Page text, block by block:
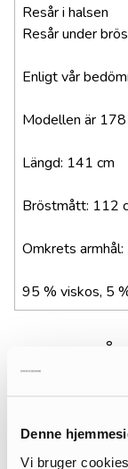
Denne
Vi bruger
Resår i halsen
Resår under
Enligt vår
Modellen är
Längd: 141 cm
Bröstmått: 112
Omkrets
95 % viskos, 5